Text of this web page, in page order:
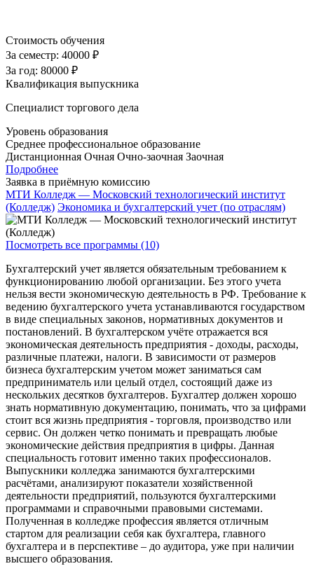
Стоимость обучения
За семестр: 40000 ₽
За год: 80000 ₽
Квалификация выпускника
Специалист торгового дела
Уровень образования
Среднее профессиональное образование
Дистанционная Очная Очно-заочная Заочная
Подробнее
Заявка в приёмную комиссию
МТИ Колледж — Московский технологический институт
(Колледж) Экономика и бухгалтерский учет (по отраслям)
Посмотреть все программы (10)
Бухгалтерский учет является обязательным требованием к
функционированию любой организации. Без этого учета
нельзя вести экономическую деятельность в РФ. Требование к
ведению бухгалтерского учета устанавливаются государством
в виде специальных законов, нормативных документов и
постановлений. В бухгалтерском учёте отражается вся
экономическая деятельность предприятия - доходы, расходы,
различные платежи, налоги. В зависимости от размеров
бизнеса бухгалтерским учетом может заниматься сам
предприниматель или целый отдел, состоящий даже из
нескольких десятков бухгалтеров. Бухгалтер должен хорошо
знать нормативную документацию, понимать, что за цифрами
стоит вся жизнь предприятия - торговля, производство или
сервис. Он должен четко понимать и превращать любые
экономические действия предприятия в цифры. Данная
специальность готовит именно таких профессионалов.
Выпускники колледжа занимаются бухгалтерскими
расчётами, анализируют показатели хозяйственной
деятельности предприятий, пользуются бухгалтерскими
программами и справочными правовыми системами.
Полученная в колледже профессия является отличным
стартом для реализации себя как бухгалтера, главного
бухгалтера и в перспективе – до аудитора, уже при наличии
высшего образования.